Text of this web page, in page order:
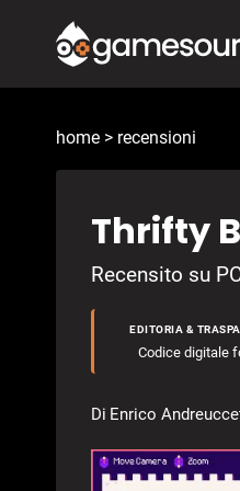
contenuto
home > recensioni
Thrifty
Recensito su
EDITORIA &
Codice digitale
Di Enrico